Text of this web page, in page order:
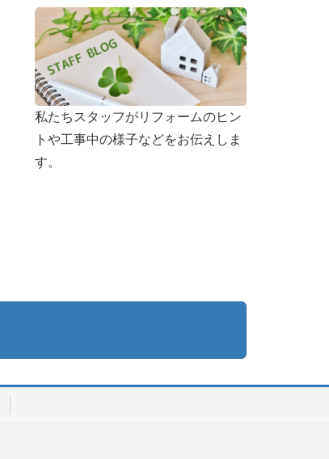
私たちスタッフがリフォームのヒン
トや工事中の様子などをお伝えしま
す。